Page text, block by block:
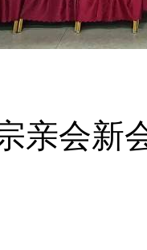
亲会新